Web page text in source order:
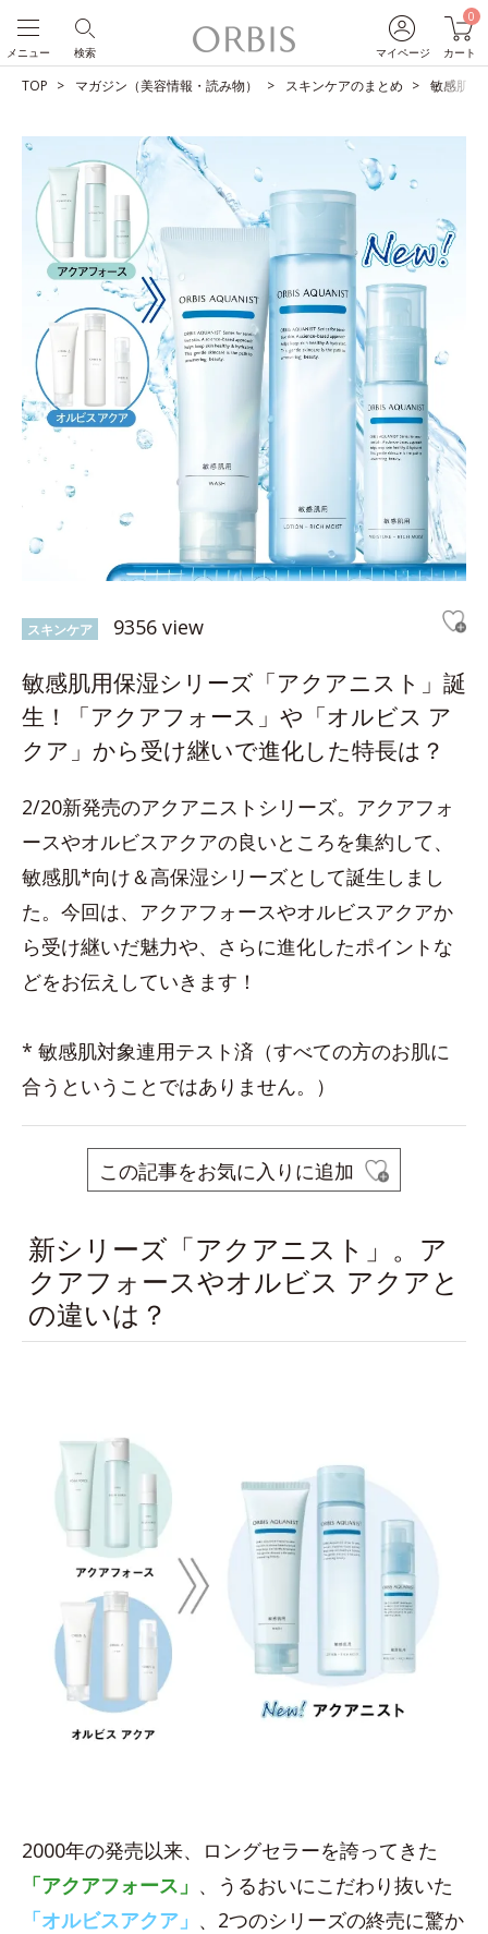
マイページ
0
カート
検索
メニュー
TOP マガジン（美容情報・読み物） スキンケアのまとめ 敏感肌用
スキンケア 9356 view
敏感肌用保湿シリーズ「アクアニスト」誕
生！「アクアフォース」や「オルビス ア
クア」から受け継いで進化した特長は？
2/20新発売のアクアニストシリーズ。アクアフォ
ースやオルビスアクアの良いところを集約して、
敏感肌*向け＆高保湿シリーズとして誕生しまし
た。今回は、アクアフォースやオルビスアクアか
ら受け継いだ魅力や、さらに進化したポイントな
どをお伝えしていきます！
* 敏感肌対象連用テスト済（すべての方のお肌に
合うということではありません。）
この記事をお気に入りに追加
新シリーズ「アクアニスト」。ア
クアフォースやオルビス アクアと
の違いは？
2000年の発売以来、ロングセラーを誇ってきた
「アクアフォース」 、うるおいにこだわり抜いた
「オルビスアクア」 、2つのシリーズの終売に驚か